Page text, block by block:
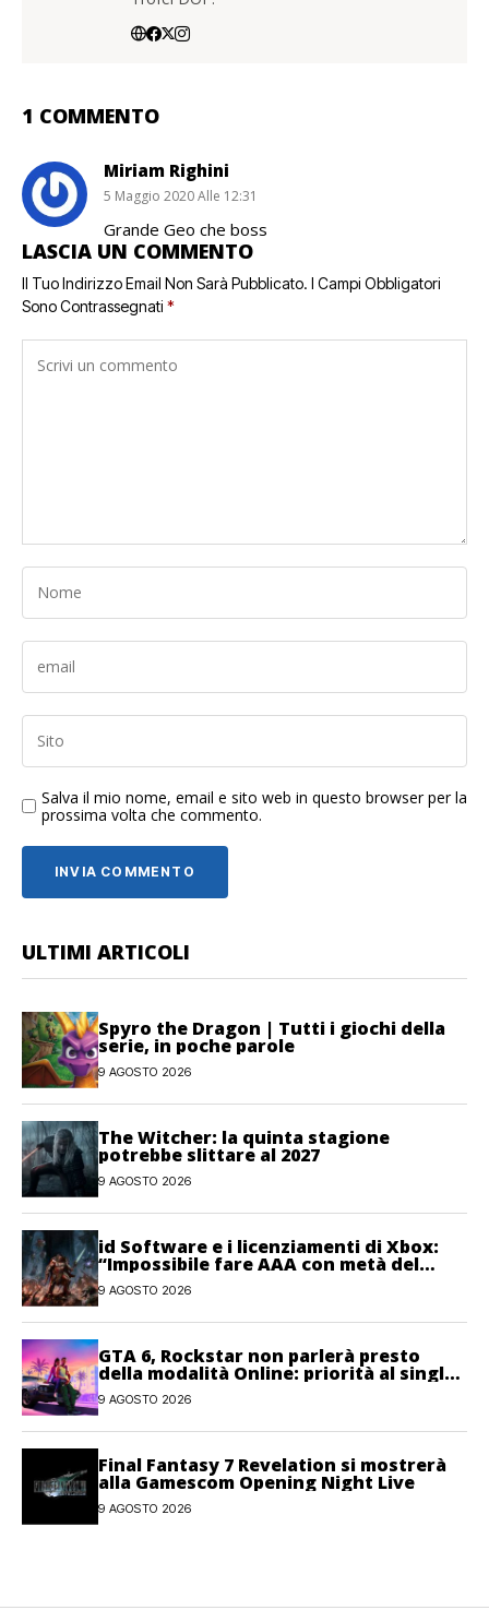
1 COMMENTO
Miriam Righini
5 Maggio 2020 Alle 12:31
Grande Geo che boss
LASCIA UN COMMENTO
Il Tuo Indirizzo Email Non Sarà Pubblicato. I Campi Obbligatori
Sono Contrassegnati *
Salva il mio nome, email e sito web in questo browser per la
prossima volta che commento.
ULTIMI ARTICOLI
Spyro the Dragon | Tutti i giochi della
serie, in poche parole
9 AGOSTO 2026
The Witcher: la quinta stagione
potrebbe slittare al 2027
9 AGOSTO 2026
id Software e i licenziamenti di Xbox:
“Impossibile fare AAA con metà del
personale”
9 AGOSTO 2026
GTA 6, Rockstar non parlerà presto
della modalità Online: priorità al single-
player
9 AGOSTO 2026
Final Fantasy 7 Revelation si mostrerà
alla Gamescom Opening Night Live
9 AGOSTO 2026